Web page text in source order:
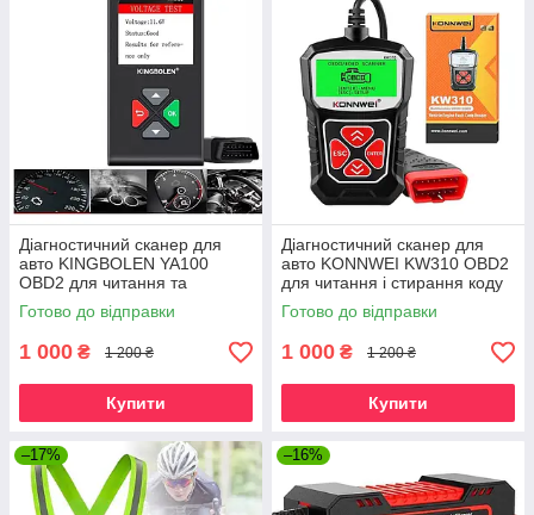
Діагностичний сканер для
авто KINGBOLEN YA100
OBD2 для читання та
стирання коду помилки
двигуна.
Готово до відправки
1 000 ₴ 1 200 ₴
Купити
Діагностичний сканер для
авто KONNWEI KW310 OBD2
для читання і стирання коду
помилки двигуна.
Готово до відправки
1 000 ₴ 1 200 ₴
Купити
–17% –16%